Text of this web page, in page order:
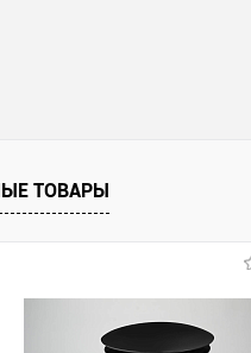
ТОВАРЫ